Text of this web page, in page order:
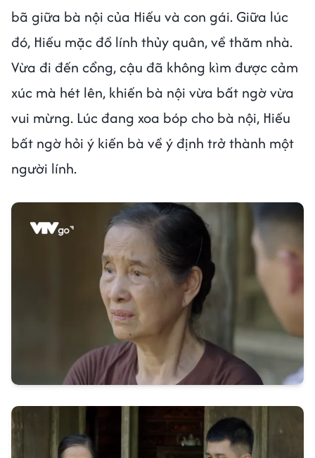
bã giữa bà nội của Hiếu và con gái. Giữa lúc
đó, Hiếu mặc đồ lính thủy quân, về thăm nhà.
Vừa đi đến cổng, cậu đã không kìm được cảm
xúc mà hét lên, khiến bà nội vừa bất ngờ vừa
vui mừng. Lúc đang xoa bóp cho bà nội, Hiếu
bất ngờ hỏi ý kiến bà về ý định trở thành một
người lính.